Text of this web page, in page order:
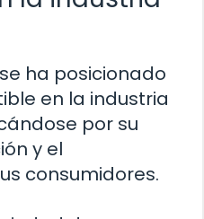
ha posicionado
en la industria
por su
y el
consumidores.